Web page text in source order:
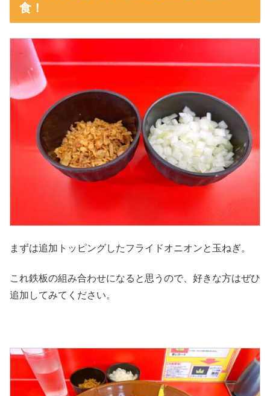
食！
まずは追加トッピングしたフライドオニオンと玉ねぎ。
これ鉄板の組み合わせになると思うので、好きな方はぜひ
追加してみてください。